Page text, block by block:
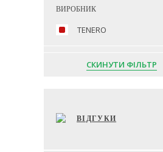
ВИРОБНИК
TENERO
СКИНУТИ ФІЛЬТР
ВІДГУКИ